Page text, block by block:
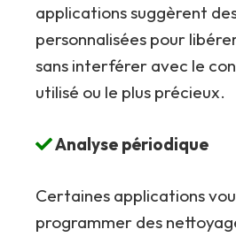
applications suggèrent
personnalisées pour
sans interférer avec le
utilisé ou le plus précieux.
Analyse périodique
Certaines applications
programmer des